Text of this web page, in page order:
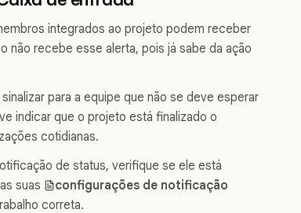
integrados ao projeto podem receber
não recebe esse alerta, pois já sabe da ação
para a equipe que não se deve esperar
indicar que o projeto está finalizado o
cotidianas.
de status, verifique se ele está
suas
configurações de notificação
correta.